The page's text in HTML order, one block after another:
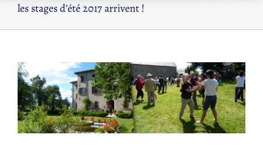
les stages d’été 2017 arrivent !
Voir
l'image
agrandie